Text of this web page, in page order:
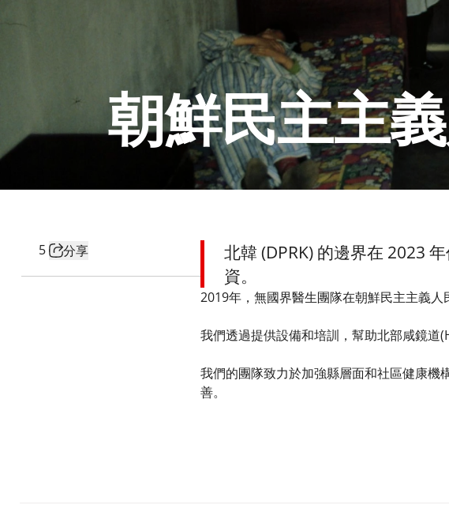
朝鮮民主主
5 分享
北韓 (DPRK) 的邊界在 2023
資。
2019年，無國界醫生團隊在朝鮮民主主義人
我們透過提供設備和培訓，幫助北部咸鏡道
我們的團隊致力於加強縣層面和社區健康機
善。